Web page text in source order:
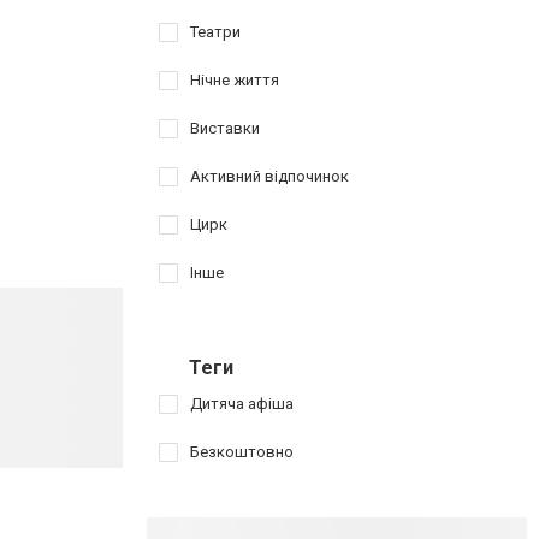
Театри
Нічне життя
Виставки
Активний відпочинок
Цирк
Інше
Теги
Дитяча афіша
Безкоштовно